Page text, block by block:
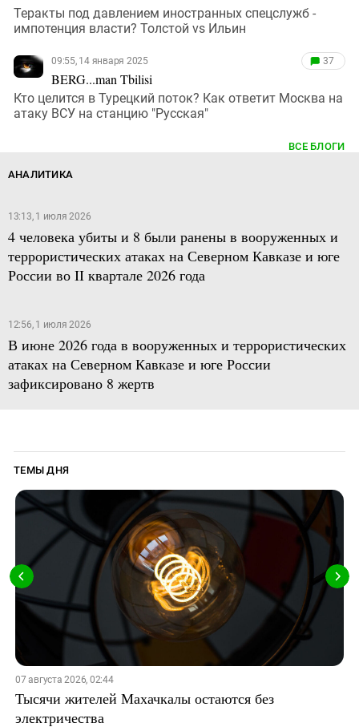
Теракты под давлением иностранных спецслужб -
импотенция власти? Толстой vs Ильин
09:55, 14 января 2025
BERG...man Tbilisi
37
Кто целится в Турецкий поток? Как ответит Москва на
атаку ВСУ на станцию "Русская"
ВСЕ БЛОГИ
АНАЛИТИКА
13:13, 1 июля 2026
4 человека убиты и 8 были ранены в вооруженных и
террористических атаках на Северном Кавказе и юге
России во II квартале 2026 года
12:56, 1 июля 2026
В июне 2026 года в вооруженных и террористических
атаках на Северном Кавказе и юге России
зафиксировано 8 жертв
ТЕМЫ ДНЯ
07 августа 2026, 02:44
Тысячи жителей Махачкалы остаются без
электричества